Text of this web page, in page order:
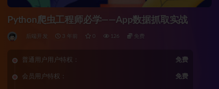
Python爬虫工程师必学——App数据抓取实战
后端开发 3 年前 0 126 免费
普通用户用户特权： 免费
会员用户特权： 免费